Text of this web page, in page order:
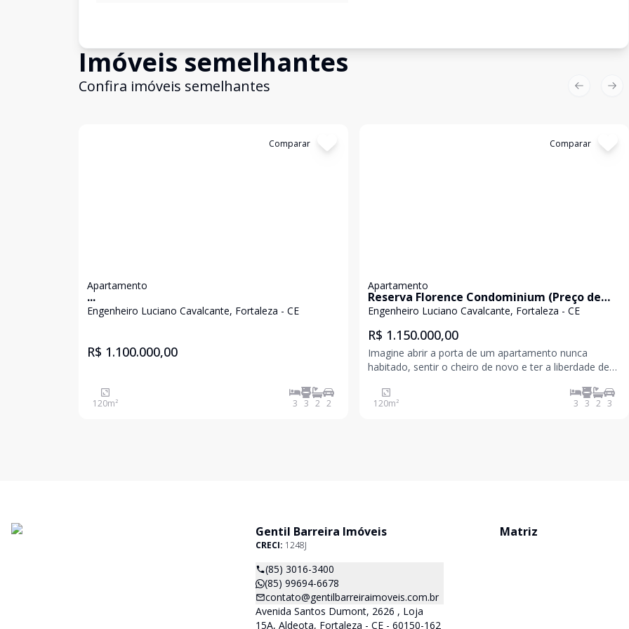
Imóveis semelhantes
Confira imóveis semelhantes
Comparar
Apartamento
...
Engenheiro Luciano Cavalcante, Fortaleza - CE
R$ 1.100.000,00
120m² 3 3 2 2
Comparar
Apartamento
Reserva Florence Condominium (Preço de
Oportunidade)
Engenheiro Luciano Cavalcante, Fortaleza - CE
R$ 1.150.000,00
Imagine abrir a porta de um apartamento nunca
habitado, sentir o cheiro de novo e ter a liberdade de
Florence Condominium, essa oportunidade já está
esperando por você. Com 120m², o apartamento
120m² 3 3 2 3
Previous
Gentil Barreira Imóveis
CRECI: 1248J
(85) 3016-3400
(85) 99694-6678
contato@gentilbarreiraimoveis.com.br
Avenida Santos Dumont, 2626 , Loja
15A, Aldeota, Fortaleza - CE - 60150-162
Matriz